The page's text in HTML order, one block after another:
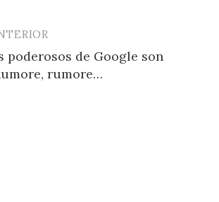
poderosos de Google son
rumore…